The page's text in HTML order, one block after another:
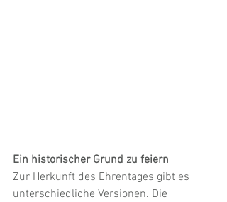
Ein historischer Grund zu feiern
Zur Herkunft des Ehrentages gibt es
unterschiedliche Versionen. Die